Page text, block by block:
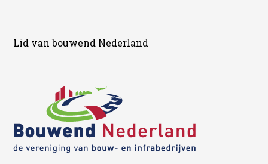
Lid van bouwend Nederland